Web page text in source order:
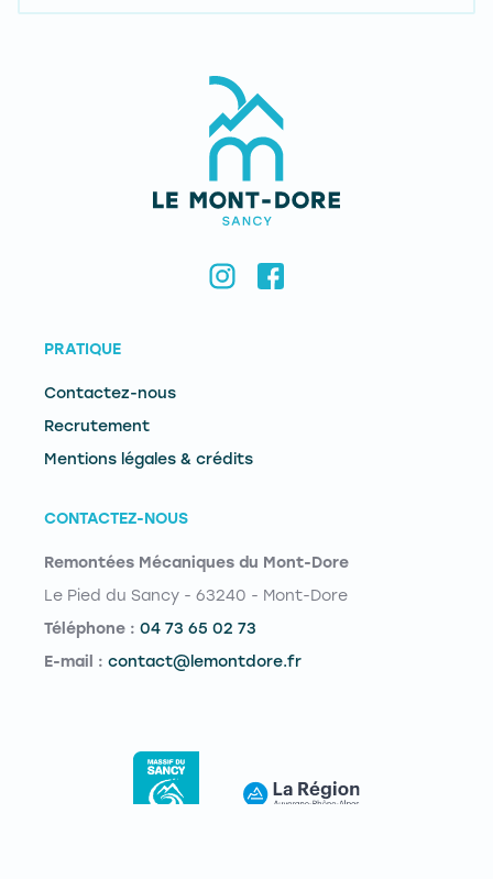
PRATIQUE
Contactez-nous
Recrutement
Mentions légales & crédits
CONTACTEZ-NOUS
Remontées Mécaniques du Mont-Dore
Le Pied du Sancy - 63240 - Mont-Dore
Téléphone : 04 73 65 02 73
E-mail : contact@lemontdore.fr